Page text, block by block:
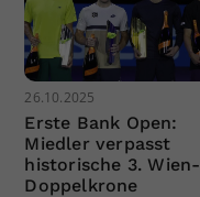
26.10.2025
Erste Bank Open:
Miedler verpasst
historische 3. Wien-
Doppelkrone